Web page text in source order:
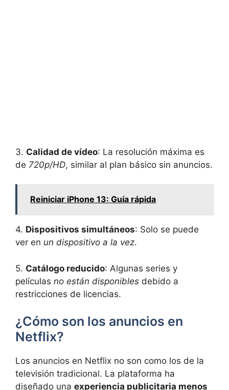
3. Calidad de vídeo: La resolución máxima es
de 720p/HD, similar al plan básico sin anuncios.
Reiniciar iPhone 13: Guía rápida
4. Dispositivos simultáneos: Solo se puede ​
ver en un dispositivo a la vez.
5. Catálogo reducido: Algunas series y​
películas no están disponibles debido a
restricciones de​ licencias.
¿Cómo son los anuncios en
Netflix?
Los anuncios en Netflix no son como los de la
‍televisión tradicional. La plataforma ha
diseñado una experiencia publicitaria menos‌